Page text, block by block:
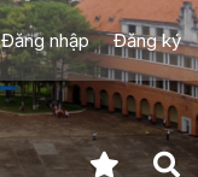
Đăng nhập Đăng ký